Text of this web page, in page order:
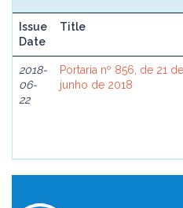
Issue
Date
Title
2018-
06-
22
Portaria nº 856, de 21 de
junho de 2018